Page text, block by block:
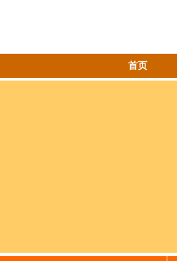
首页